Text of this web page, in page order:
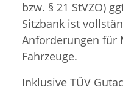
bzw. § 21 StVZO)
Sitzbank ist
Anforderungen für
Fahrzeuge.
Inklusive TÜV